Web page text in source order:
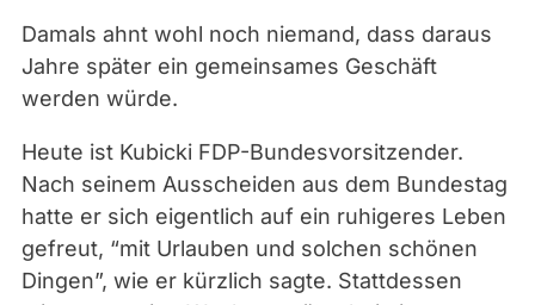
Damals ahnt wohl noch niemand, dass daraus
Jahre später ein gemeinsames Geschäft
werden würde.
Heute ist Kubicki FDP-Bundesvorsitzender.
Nach seinem Ausscheiden aus dem Bundestag
hatte er sich eigentlich auf ein ruhigeres Leben
gefreut, “mit Urlauben und solchen schönen
Dingen”, wie er kürzlich sagte. Stattdessen